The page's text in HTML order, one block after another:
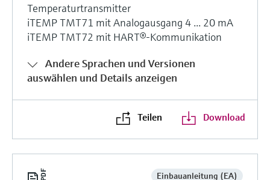
Temperaturtransmitter
iTEMP TMT71 mit Analogausgang 4 ... 20 mA
iTEMP TMT72 mit HART®-Kommunikation
Andere Sprachen und Versionen
auswählen und Details anzeigen
Teilen Download
Einbauanleitung (EA)